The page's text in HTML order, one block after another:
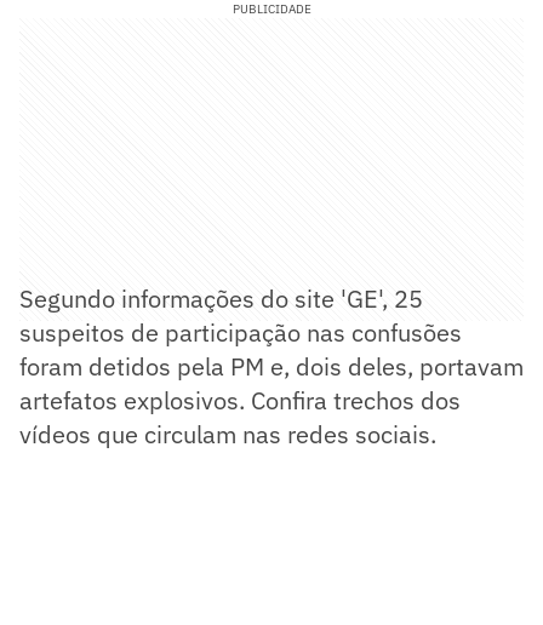
PUBLICIDADE
Segundo informações do site 'GE', 25
suspeitos de participação nas confusões
foram detidos pela PM e, dois deles, portavam
artefatos explosivos. Confira trechos dos
vídeos que circulam nas redes sociais.